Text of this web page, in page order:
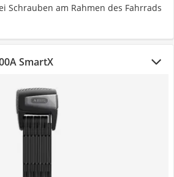
Schrauben am Rahmen des Fahrrads
SmartX